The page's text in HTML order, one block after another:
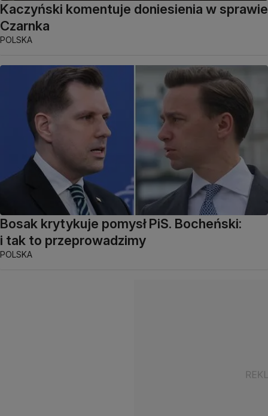
Kaczyński komentuje doniesienia w sprawie
Czarnka
POLSKA
Bosak krytykuje pomysł PiS. Bocheński:
i tak to przeprowadzimy
POLSKA